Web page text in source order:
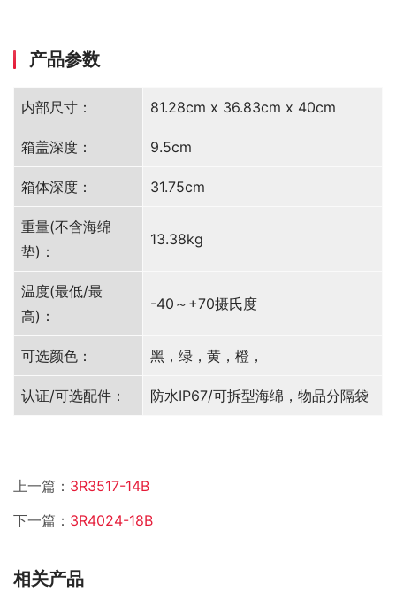
产品参数
内部尺寸： 81.28cm x 36.83cm x 40cm
箱盖深度： 9.5cm
箱体深度： 31.75cm
重量(不含海绵
垫)：
13.38kg
温度(最低/最
高)：
-40～+70摄氏度
可选颜色： 黑，绿，黄，橙，
认证/可选配件： 防水IP67/可拆型海绵，物品分隔袋
上一篇： 3R3517-14B
下一篇： 3R4024-18B
相关产品